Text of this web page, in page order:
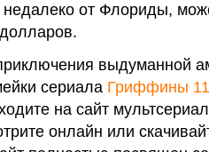
от Флориды,
выдуманной
сериала Гриффины
на сайт
онлайн или